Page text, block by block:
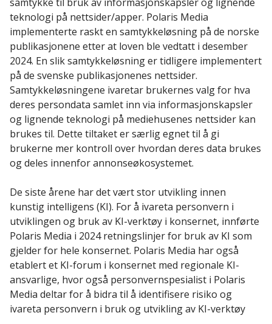
teknologi på nettsider/apper. Polaris Media
implementerte raskt en samtykkeløsning på de norske
publikasjonene etter at loven ble vedtatt i desember
2024. En slik samtykkeløsning er tidligere implementert
på de svenske publikasjonenes nettsider.
Samtykkeløsningene ivaretar brukernes valg for hva
deres persondata samlet inn via informasjonskapsler
og lignende teknologi på mediehusenes nettsider kan
brukes til. Dette tiltaket er særlig egnet til å gi
brukerne mer kontroll over hvordan deres data brukes
og deles innenfor annonseøkosystemet.
De siste årene har det vært stor utvikling innen
kunstig intelligens (KI). For å ivareta personvern i
utviklingen og bruk av KI-verktøy i konsernet, innførte
Polaris Media i 2024 retningslinjer for bruk av KI som
gjelder for hele konsernet. Polaris Media har også
etablert et KI-forum i konsernet med regionale KI-
ansvarlige, hvor også personvernspesialist i Polaris
Media deltar for å bidra til å identifisere risiko og
ivareta personvern i bruk og utvikling av KI-verktøy